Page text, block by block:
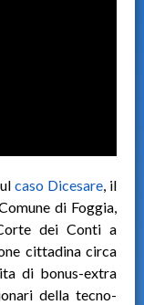
caso Dicesare, il
di Foggia,
dei Conti a
cittadina circa
di bonus-extra
della tecno-